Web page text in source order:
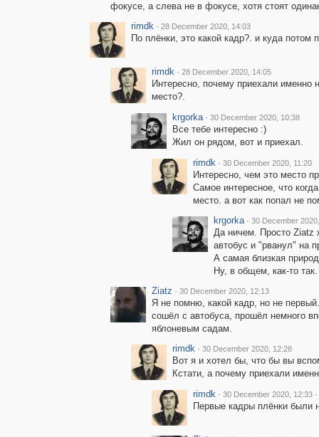
фокусе, а слева не в фокусе, хотя стоят
rimdk · 28 December 2020, 14:03
По плёнки, это какой кадр?. и куда потом
rimdk · 28 December 2020, 14:05
Интересно, почему приехали именно
место?.
krgorka · 30 December 2020, 10:38
Все тебе интересно :)
Жил он рядом, вот и приехал.
rimdk · 30 December 2020, 11:20
Интересно, чем это место
Самое интересное, что
место. а вот как попал не
krgorka · 30 December
Да ничем. Просто Ziatz
автобус и "рванул" на
А самая близкая
Ну, в общем, как-то так.
Ziatz · 30 December 2020, 12:13
Я не помню, какой кадр, но не
сошёл с автобуса, прошёл немного
яблоневым садам.
rimdk · 30 December 2020, 12:28
Вот я и хотел бы, что бы вы
Кстати, а почему приехали
rimdk · 30 December 2020, 12:33 ·
Первые кадры плёнки были